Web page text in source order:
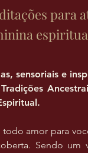
para
sensoriais e
amor para
Sendo